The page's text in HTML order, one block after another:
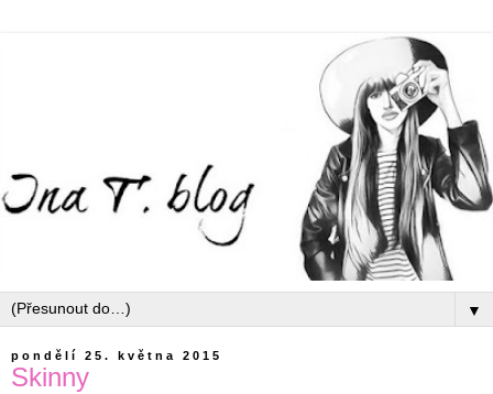
▼
pondělí 25. května 2015
Skinny